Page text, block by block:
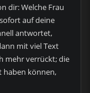
dir: Welche Frau
auf deine
antwortet,
mit viel Text
mehr verrückt; die
haben können,